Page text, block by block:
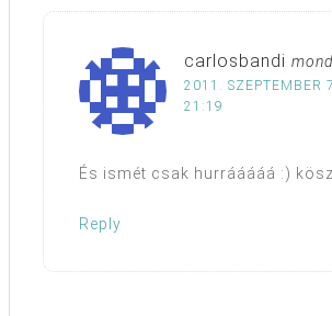
carlosbandi
2011. SZEPTEMBER
21:19
És ismét csak hurrááááá :)
Reply